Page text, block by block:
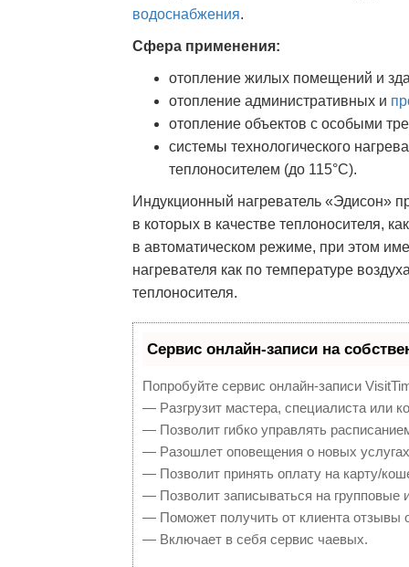
водоснабжения.
Сфера применения:
отопление жилых помещений и
отопление административных и
отопление объектов с особыми
системы технологического
теплоносителем (до 115°С).
Индукционный нагреватель «Эдисон»
в которых в качестве теплоносителя,
в автоматическом режиме, при этом
нагревателя как по температуре
теплоносителя.
Сервис онлайн-записи на
Попробуйте сервис онлайн-записи
— Разгрузит мастера, специалиста или
— Позволит гибко управлять
— Разошлет оповещения о новых
— Позволит принять оплату на карту/
— Позволит записываться на групповые
— Поможет получить от клиента отзывы
— Включает в себя сервис чаевых.